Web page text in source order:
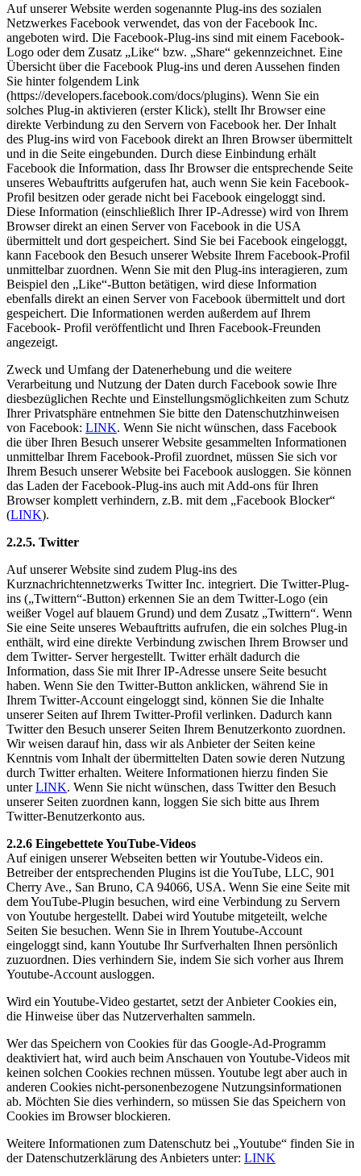
Auf unserer Website werden sogenannte Plug-ins des sozialen
Netzwerkes Facebook verwendet, das von der Facebook Inc.
angeboten wird. Die Facebook-Plug-ins sind mit einem Facebook-
Logo oder dem Zusatz „Like“ bzw. „Share“ gekennzeichnet. Eine
Übersicht über die Facebook Plug-ins und deren Aussehen finden
Sie hinter folgendem Link
(https://developers.facebook.com/docs/plugins). Wenn Sie ein
solches Plug-in aktivieren (erster Klick), stellt Ihr Browser eine
direkte Verbindung zu den Servern von Facebook her. Der Inhalt
des Plug-ins wird von Facebook direkt an Ihren Browser übermittelt
und in die Seite eingebunden. Durch diese Einbindung erhält
Facebook die Information, dass Ihr Browser die entsprechende Seite
unseres Webauftritts aufgerufen hat, auch wenn Sie kein Facebook-
Profil besitzen oder gerade nicht bei Facebook eingeloggt sind.
Diese Information (einschließlich Ihrer IP-Adresse) wird von Ihrem
Browser direkt an einen Server von Facebook in die USA
übermittelt und dort gespeichert. Sind Sie bei Facebook eingeloggt,
kann Facebook den Besuch unserer Website Ihrem Facebook-Profil
unmittelbar zuordnen. Wenn Sie mit den Plug-ins interagieren, zum
Beispiel den „Like“-Button betätigen, wird diese Information
ebenfalls direkt an einen Server von Facebook übermittelt und dort
gespeichert. Die Informationen werden außerdem auf Ihrem
Facebook- Profil veröffentlicht und Ihren Facebook-Freunden
angezeigt.
Zweck und Umfang der Datenerhebung und die weitere
Verarbeitung und Nutzung der Daten durch Facebook sowie Ihre
diesbezüglichen Rechte und Einstellungsmöglichkeiten zum Schutz
Ihrer Privatsphäre entnehmen Sie bitte den Datenschutzhinweisen
von Facebook: LINK. Wenn Sie nicht wünschen, dass Facebook
die über Ihren Besuch unserer Website gesammelten Informationen
unmittelbar Ihrem Facebook-Profil zuordnet, müssen Sie sich vor
Ihrem Besuch unserer Website bei Facebook ausloggen. Sie können
das Laden der Facebook-Plug-ins auch mit Add-ons für Ihren
Browser komplett verhindern, z.B. mit dem „Facebook Blocker“
(LINK).
2.2.5. Twitter
Auf unserer Website sind zudem Plug-ins des
Kurznachrichtennetzwerks Twitter Inc. integriert. Die Twitter-Plug-
ins („Twittern“-Button) erkennen Sie an dem Twitter-Logo (ein
weißer Vogel auf blauem Grund) und dem Zusatz „Twittern“. Wenn
Sie eine Seite unseres Webauftritts aufrufen, die ein solches Plug-in
enthält, wird eine direkte Verbindung zwischen Ihrem Browser und
dem Twitter- Server hergestellt. Twitter erhält dadurch die
Information, dass Sie mit Ihrer IP-Adresse unsere Seite besucht
haben. Wenn Sie den Twitter-Button anklicken, während Sie in
Ihrem Twitter-Account eingeloggt sind, können Sie die Inhalte
unserer Seiten auf Ihrem Twitter-Profil verlinken. Dadurch kann
Twitter den Besuch unserer Seiten Ihrem Benutzerkonto zuordnen.
Wir weisen darauf hin, dass wir als Anbieter der Seiten keine
Kenntnis vom Inhalt der übermittelten Daten sowie deren Nutzung
durch Twitter erhalten. Weitere Informationen hierzu finden Sie
unterLINK. Wenn Sie nicht wünschen, dass Twitter den Besuch
unserer Seiten zuordnen kann, loggen Sie sich bitte aus Ihrem
Twitter-Benutzerkonto aus.
2.2.6 Eingebettete YouTube-Videos
Auf einigen unserer Webseiten betten wir Youtube-Videos ein.
Betreiber der entsprechenden Plugins ist die YouTube, LLC, 901
Cherry Ave., San Bruno, CA 94066, USA. Wenn Sie eine Seite mit
dem YouTube-Plugin besuchen, wird eine Verbindung zu Servern
von Youtube hergestellt. Dabei wird Youtube mitgeteilt, welche
Seiten Sie besuchen. Wenn Sie in Ihrem Youtube-Account
eingeloggt sind, kann Youtube Ihr Surfverhalten Ihnen persönlich
zuzuordnen. Dies verhindern Sie, indem Sie sich vorher aus Ihrem
Youtube-Account ausloggen.
Wird ein Youtube-Video gestartet, setzt der Anbieter Cookies ein,
die Hinweise über das Nutzerverhalten sammeln.
Wer das Speichern von Cookies für das Google-Ad-Programm
deaktiviert hat, wird auch beim Anschauen von Youtube-Videos mit
keinen solchen Cookies rechnen müssen. Youtube legt aber auch in
anderen Cookies nicht-personenbezogene Nutzungsinformationen
ab. Möchten Sie dies verhindern, so müssen Sie das Speichern von
Cookies im Browser blockieren.
Weitere Informationen zum Datenschutz bei „Youtube“ finden Sie in
der Datenschutzerklärung des Anbieters unter: LINK